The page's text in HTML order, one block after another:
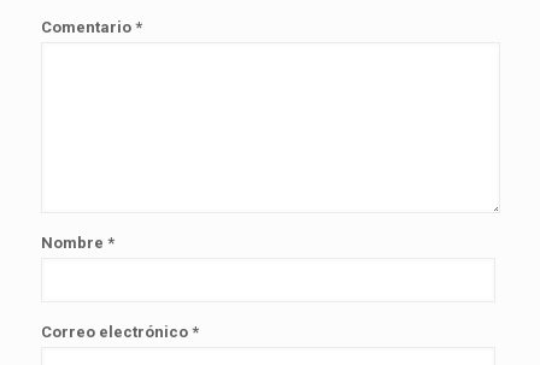
Comentario *
Nombre *
Correo electrónico *